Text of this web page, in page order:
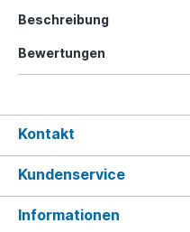
Beschreibung
Bewertungen
Kontakt
Kundenservice
Informationen